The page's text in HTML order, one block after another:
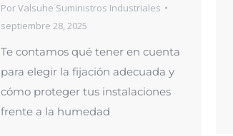
PorValsuhe Suministros Industriales
septiembre 28, 2025
Te contamos qué tener en cuenta
para elegir la fijación adecuada y
cómo proteger tus instalaciones
frente a la humedad